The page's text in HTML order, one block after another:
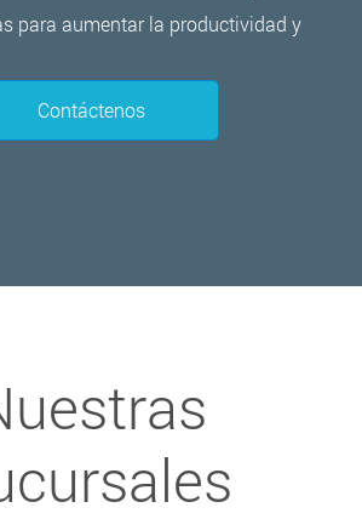
para aumentar la productividad y
Contáctenos